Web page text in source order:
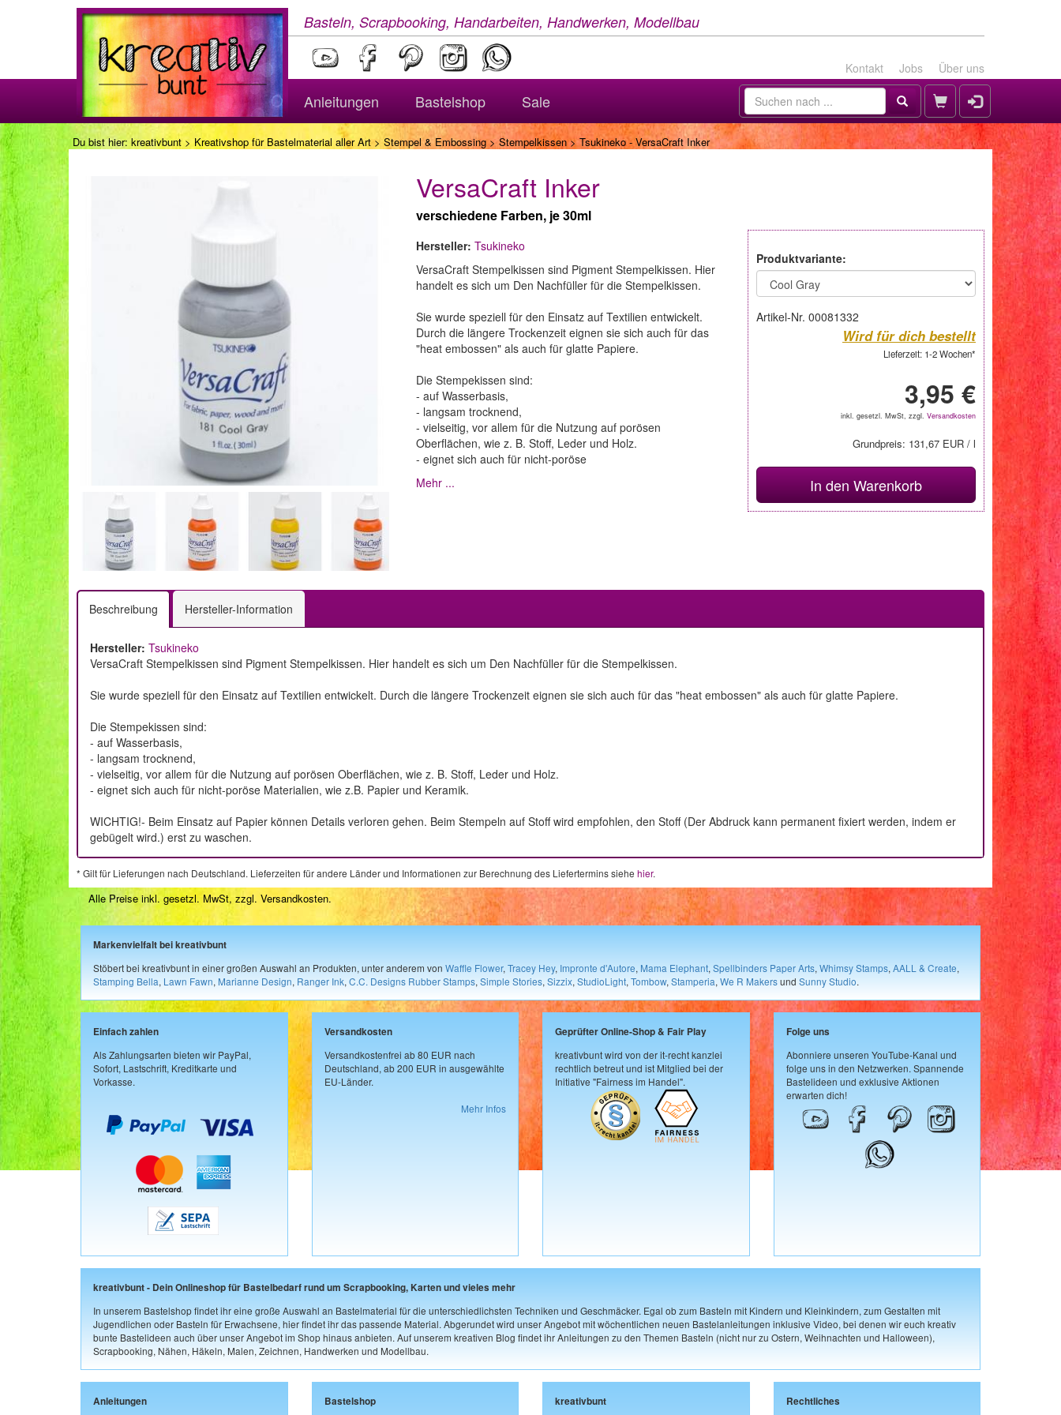
Basteln, Scrapbooking, Handarbeiten, Handwerken, Modellbau
Kontakt Jobs Über uns
Anleitungen Bastelshop Sale
Du bist hier: kreativbunt > Kreativshop für Bastelmaterial aller Art> Stempel & Embossing> Stempelkissen> Tsukineko - VersaCraft Inker
VersaCraft Inker
verschiedene Farben, je 30ml
Produktvariante:
Artikel-Nr. 00081332
Wird für dich bestellt
Lieferzeit: 1-2 Wochen*
3,95 €
inkl. gesetzl. MwSt, zzgl. Versandkosten
Grundpreis: 131,67 EUR / l
In den Warenkorb
Hersteller: Tsukineko
VersaCraft Stempelkissen sind Pigment Stempelkissen. Hier
handelt es sich um Den Nachfüller für die Stempelkissen.
Sie wurde speziell für den Einsatz auf Textilien entwickelt.
Durch die längere Trockenzeit eignen sie sich auch für das
"heat embossen" als auch für glatte Papiere.
Die Stempekissen sind:
- auf Wasserbasis,
- langsam trocknend,
- vielseitig, vor allem für die Nutzung auf porösen
Oberflächen, wie z. B. Stoff, Leder und Holz.
- eignet sich auch für nicht-poröse
Mehr ...
Beschreibung Hersteller-Information
Hersteller: Tsukineko
VersaCraft Stempelkissen sind Pigment Stempelkissen. Hier handelt es sich um Den Nachfüller für die Stempelkissen.
Sie wurde speziell für den Einsatz auf Textilien entwickelt. Durch die längere Trockenzeit eignen sie sich auch für das "heat embossen" als auch für glatte Papiere.
Die Stempekissen sind:
- auf Wasserbasis,
- langsam trocknend,
- vielseitig, vor allem für die Nutzung auf porösen Oberflächen, wie z. B. Stoff, Leder und Holz.
- eignet sich auch für nicht-poröse Materialien, wie z.B. Papier und Keramik.
WICHTIG!- Beim Einsatz auf Papier können Details verloren gehen. Beim Stempeln auf Stoff wird empfohlen, den Stoff (Der Abdruck kann permanent fixiert werden, indem er
gebügelt wird.) erst zu waschen.
* Gilt für Lieferungen nach Deutschland. Lieferzeiten für andere Länder und Informationen zur Berechnung des Liefertermins siehe hier.
Alle Preise inkl. gesetzl. MwSt, zzgl. Versandkosten.
Markenvielfalt bei kreativbunt
Stöbert bei kreativbunt in einer großen Auswahl an Produkten, unter anderem von Waffle Flower, Tracey Hey, Impronte d'Autore, Mama Elephant, Spellbinders Paper Arts, Whimsy Stamps, AALL & Create,
Stamping Bella, Lawn Fawn, Marianne Design, Ranger Ink, C.C. Designs Rubber Stamps, Simple Stories, Sizzix, StudioLight, Tombow, Stamperia, We R Makersund Sunny Studio.
Einfach zahlen
Als Zahlungsarten bieten wir PayPal,
Sofort, Lastschrift, Kreditkarte und
Vorkasse.
Versandkosten
Versandkostenfrei ab 80 EUR nach
Deutschland, ab 200 EUR in ausgewählte
EU-Länder.
Mehr Infos
Geprüfter Online-Shop & Fair Play
kreativbunt wird von der it-recht kanzlei
rechtlich betreut und ist Mitglied bei der
Initiative "Fairness im Handel".
Folge uns
Abonniere unseren YouTube-Kanal und
folge uns in den Netzwerken. Spannende
Bastelideen und exklusive Aktionen
erwarten dich!
kreativbunt - Dein Onlineshop für Bastelbedarf rund um Scrapbooking, Karten und vieles mehr
In unserem Bastelshop findet ihr eine große Auswahl an Bastelmaterial für die unterschiedlichsten Techniken und Geschmäcker. Egal ob zum Basteln mit Kindern und Kleinkindern, zum Gestalten mit
Jugendlichen oder Basteln für Erwachsene, hier findet ihr das passende Material. Abgerundet wird unser Angebot mit wöchentlichen neuen Bastelanleitungen inklusive Video, bei denen wir euch kreativ
bunte Bastelideen auch über unser Angebot im Shop hinaus anbieten. Auf unserem kreativen Blog findet ihr Anleitungen zu den Themen Basteln (nicht nur zu Ostern, Weihnachten und Halloween),
Scrapbooking, Nähen, Häkeln, Malen, Zeichnen, Handwerken und Modellbau.
Anleitungen Bastelshop kreativbunt Rechtliches